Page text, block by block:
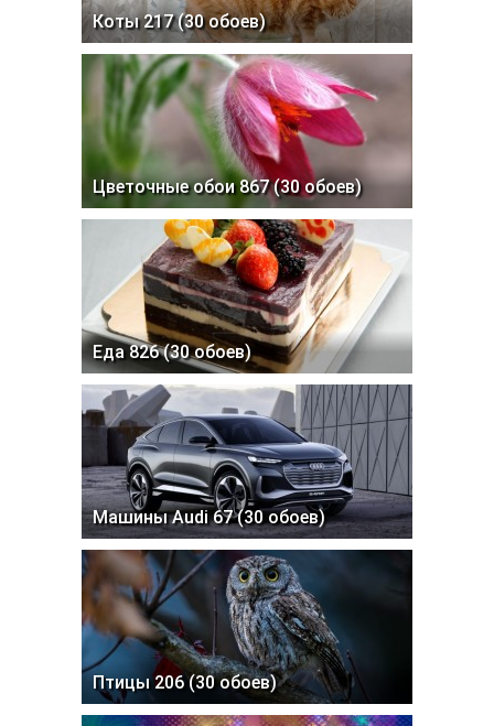
Коты 217 (30 обоев)
Цветочные обои 867 (30 обоев)
Еда 826 (30 обоев)
Машины Audi 67 (30 обоев)
Птицы 206 (30 обоев)